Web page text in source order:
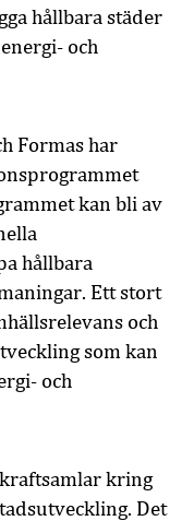
hållbara städer
och
Formas har
kan bli av
hållbara
Ett stort
och
som kan
och
kring
Det